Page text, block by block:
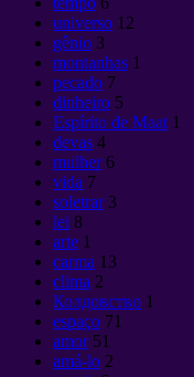
universo 12
gênio 3
montanhas 1
pecado 7
dinheiro 5
Espírito de Maat 1
devas 4
mulher 6
vida 7
soletrar 3
lei 8
arte 1
carma 13
clima 2
Колдовство 1
espaço 71
amor 51
amá-lo 2